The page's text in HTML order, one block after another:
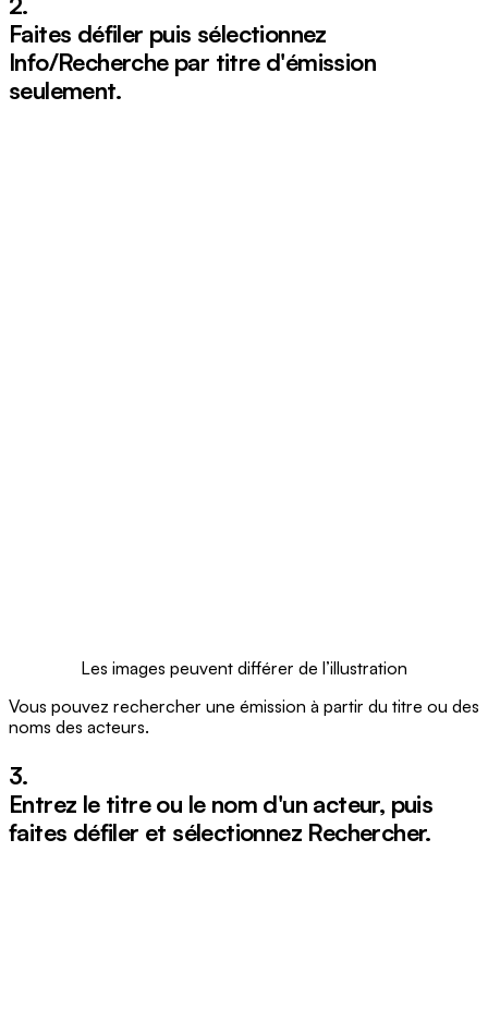
Faites défiler puis sélectionnez
Info/Recherche par titre d'émission
seulement.
Les images peuvent différer de l’illustration
Vous pouvez rechercher une émission à partir du titre ou des
noms des acteurs.
3.
Entrez le titre ou le nom d'un acteur, puis
faites défiler et sélectionnez Rechercher.